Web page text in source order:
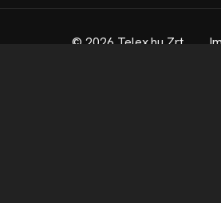
© 2026 Telex.hu Zrt.